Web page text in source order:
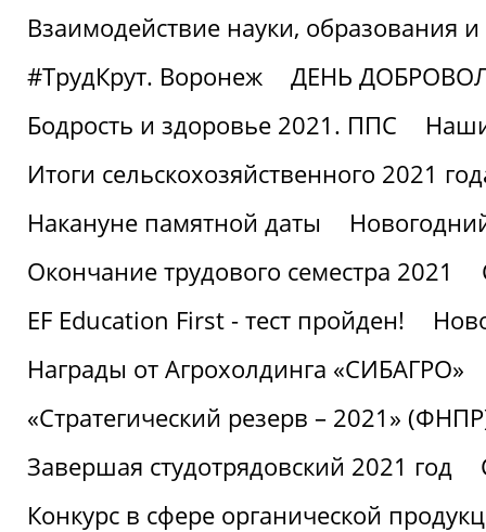
Взаимодействие науки, образования и
#ТрудКрут. Воронеж
ДЕНЬ
Бодрость и здоровье 2021. ППС
Итоги сельскохозяйственного 2021
Накануне памятной даты
Окончание трудового семестра 2021
EF Education First - тест пройден!
Награды от Агрохолдинга «СИБАГРО»
«Стратегический резерв – 2021»
Завершая студотрядовский 2021 год
Конкурс в сфере органической